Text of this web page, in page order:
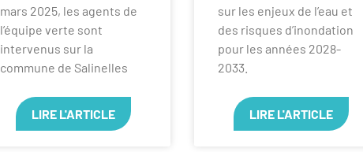
mars 2025, les agents de
l’équipe verte sont
intervenus sur la
commune de Salinelles
LIRE L'ARTICLE
sur les enjeux de l’eau et
des risques d’inondation
pour les années 2028-
2033.
LIRE L'ARTICLE